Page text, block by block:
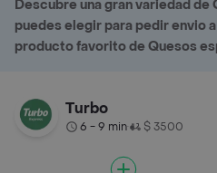
Descubre una gran variedad
puedes elegir para pedir envio
producto favorito de Quesos
Turbo
6 - 9 min• $ 3500